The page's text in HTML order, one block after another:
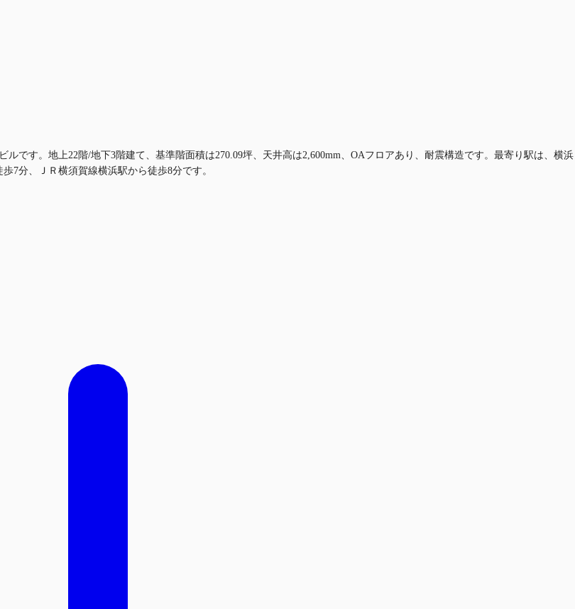
です。地上22階/地下3階建て、基準階面積は270.09坪、天井高は2,600mm、OAフロアあり、耐震構造です。最寄り駅は、横浜
7分、ＪＲ横須賀線横浜駅から徒歩8分です。